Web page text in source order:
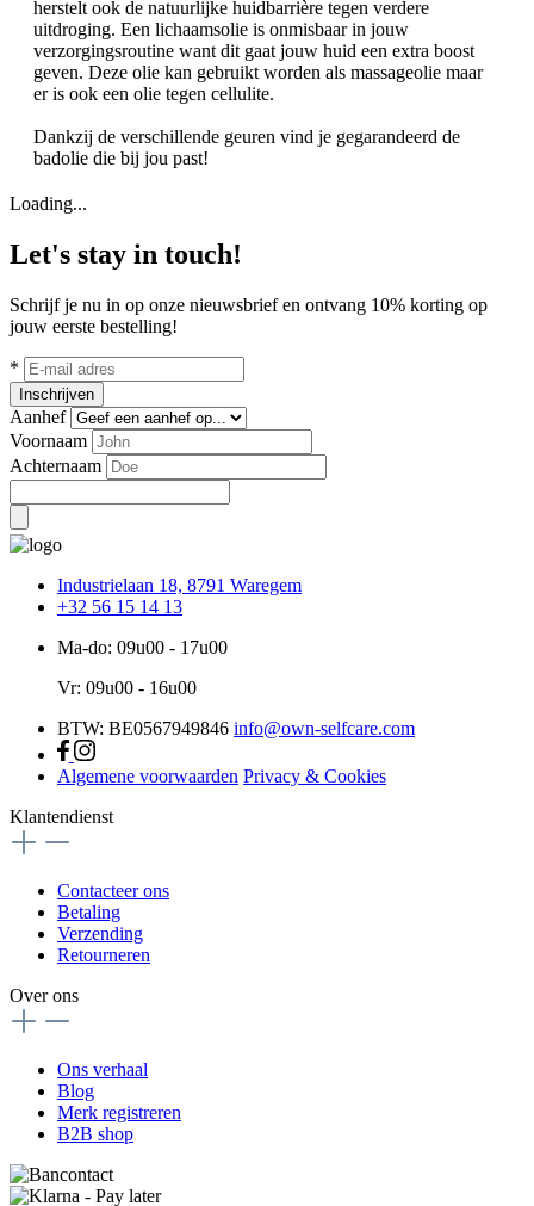
herstelt ook de natuurlijke huidbarrière tegen verdere
uitdroging. Een lichaamsolie is onmisbaar in jouw
verzorgingsroutine want dit gaat jouw huid een extra boost
geven. Deze olie kan gebruikt worden als massageolie maar
er is ook een olie tegen cellulite.
Dankzij de verschillende geuren vind je gegarandeerd de
badolie die bij jou past!
Loading...
Let's stay in touch!
Schrijf je nu in op onze nieuwsbrief en ontvang 10% korting op
jouw eerste bestelling!
*
Inschrijven
Aanhef
Voornaam
Achternaam
Industrielaan 18, 8791 Waregem
+32 56 15 14 13
Ma-do: 09u00 - 17u00
Vr: 09u00 - 16u00
BTW: BE0567949846 info@own-selfcare.com
Algemene voorwaarden Privacy & Cookies
Klantendienst
Contacteer ons
Betaling
Verzending
Retourneren
Over ons
Ons verhaal
Blog
Merk registreren
B2B shop